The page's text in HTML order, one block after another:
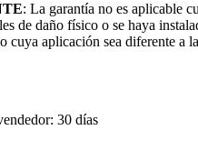
: La garantía no es aplicable
de daño físico o se haya
cuya aplicación sea diferente a
30 días